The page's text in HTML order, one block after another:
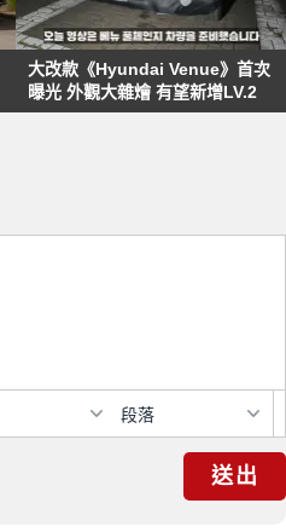
大改款《Hyundai Venue》首次
曝光 外觀大雜燴 有望新增LV.2
段落
送出